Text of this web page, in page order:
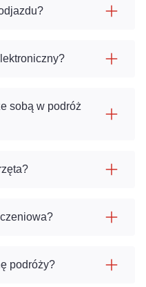
sobą w podróż
podróży?